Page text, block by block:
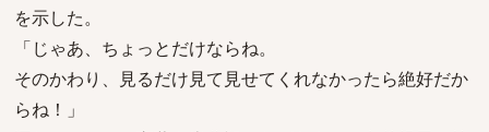
を示した。
「じゃあ、ちょっとだけならね。
そのかわり、見るだけ見て見せてくれなかったら絶好だか
らね！」